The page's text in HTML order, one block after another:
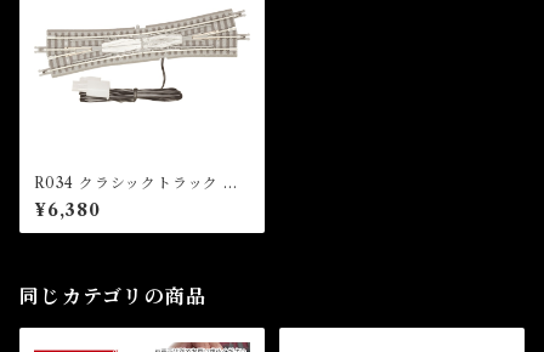
R034 クラシックトラック ダ
ブルスリップポイントレール
左分岐＋カットレール (CLAS
SIC TRACK Double Slip Tu
¥6,380
同じカテゴリの商品